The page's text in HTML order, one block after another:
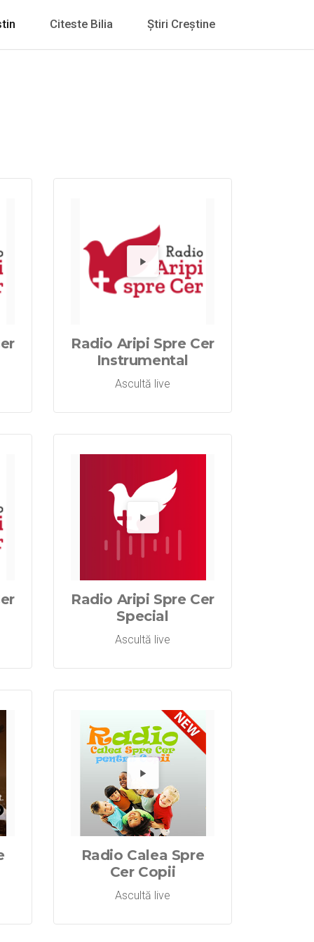
Citeste Bilia Știri Creștine
Alt FM
Radio
Redă
Radio Aripi Spre Cer
Instrumental
Ascultă live
Cer
Aripi Spre
Radio
Redă
Radio Aripi Spre Cer
Special
Ascultă live
Cer
Calea
Radio
Redă
Radio Calea Spre
Cer Copii
Ascultă live